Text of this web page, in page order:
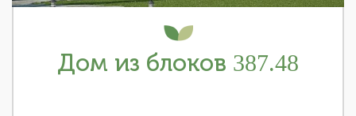
Дом из блоков 387.48